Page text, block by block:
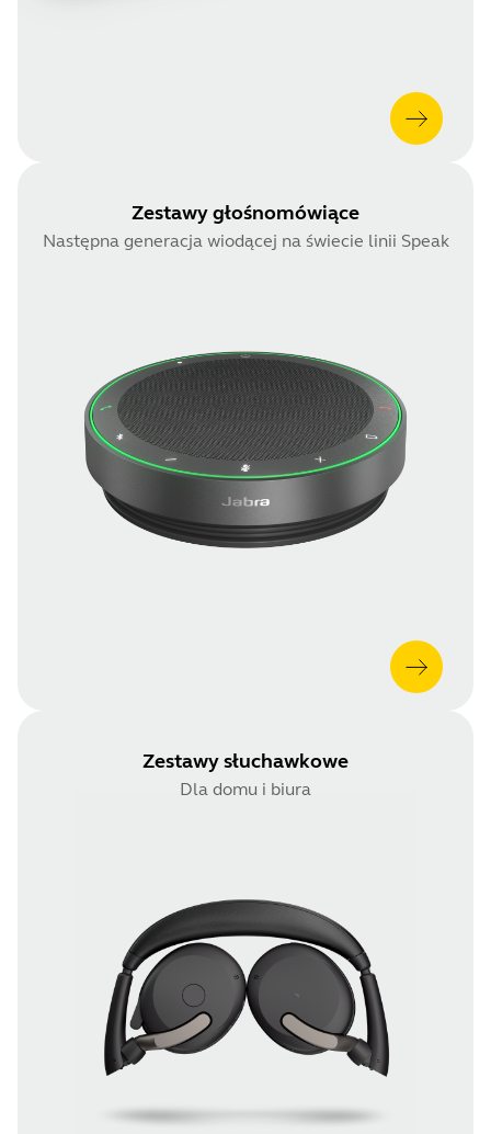
Zestawy głośnomówiące
Następna generacja wiodącej na świecie linii Speak
Zestawy słuchawkowe
Dla domu i biura